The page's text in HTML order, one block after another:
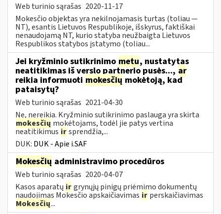
Web turinio sąrašas 2020-11-17
Mokesčio objektas yra nekilnojamasis turtas (toliau ―
NT), esantis Lietuvos Respublikoje, išskyrus, faktiškai
nenaudojamą NT, kurio statyba neužbaigta Lietuvos
Respublikos statybos įstatymo (toliau...
Jei kryžminio sutikrinimo metu, nustatytas
neatitikimas iš verslo partnerio pusės..., ar
reikia informuoti mokesčių mokėtoją, kad
pataisytų?
Web turinio sąrašas 2021-04-30
Ne, nereikia. Kryžminio sutikrinimo paslauga yra skirta
mokesčių mokėtojams, todėl jie patys vertina
neatitikimus irsprendžia,...
DUK: DUK - Apie i.SAF
Mokesčių administravimo procedūros
Web turinio sąrašas 2020-04-07
Kasos aparatų irgrynųjų pinigų priėmimo dokumentų
naudojimas Mokesčio apskaičiavimas ir perskaičiavimas
Mokesčių...